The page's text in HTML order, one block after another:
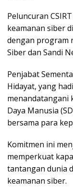
Peluncuran
keamanan siber
dengan program
Siber dan Sandi
Penjabat
Hidayat, yang
menandatangani
Daya Manusia
bersama para
Komitmen ini
memperkuat
tantangan dunia
keamanan siber.